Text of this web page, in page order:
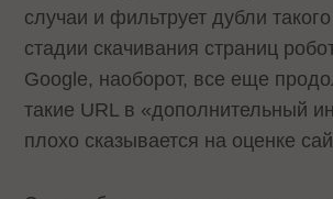
случаи и фильтрует дубли
стадии скачивания страниц
Google, наоборот, все еще
такие URL в «дополнительный
плохо сказывается на оценке